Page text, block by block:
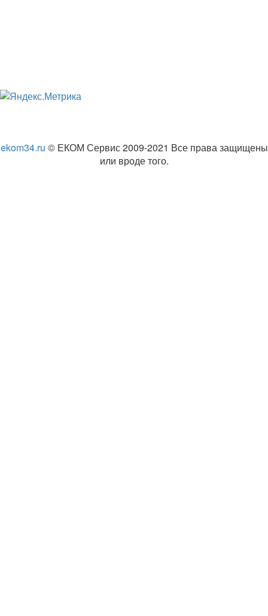
ekom34.ru © ЕКОМ Сервис 2009-2021 Все права защищены
или вроде того.